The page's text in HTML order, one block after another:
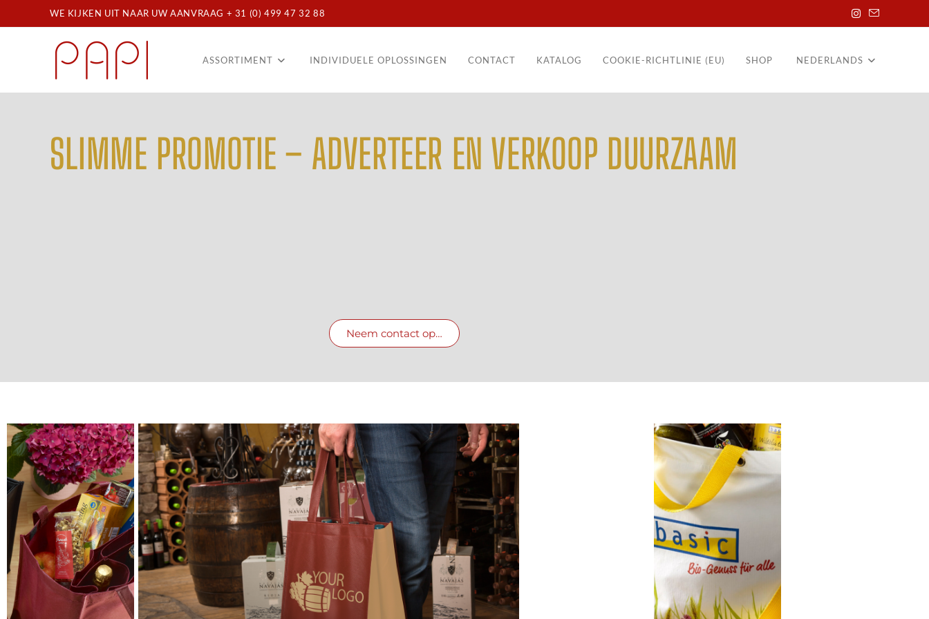
WE KIJKEN UIT NAAR UW AANVRAAG + 31 (0) 499 47 32 88
ASSORTIMENT INDIVIDUELE OPLOSSINGEN CONTACT KATALOG COOKIE-RICHTLINIE (EU) SHOP NEDERLANDS
SLIMME PROMOTIE – ADVERTEER EN VERKOOP DUURZAAM
Neem contact op…